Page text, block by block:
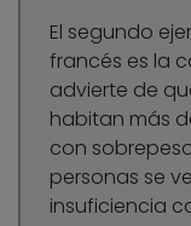
El segundo
francés es la
advierte de
habitan más
con
personas se
insuficiencia